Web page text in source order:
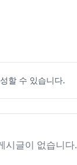
할 수 있습니다.
시글이 없습니다.